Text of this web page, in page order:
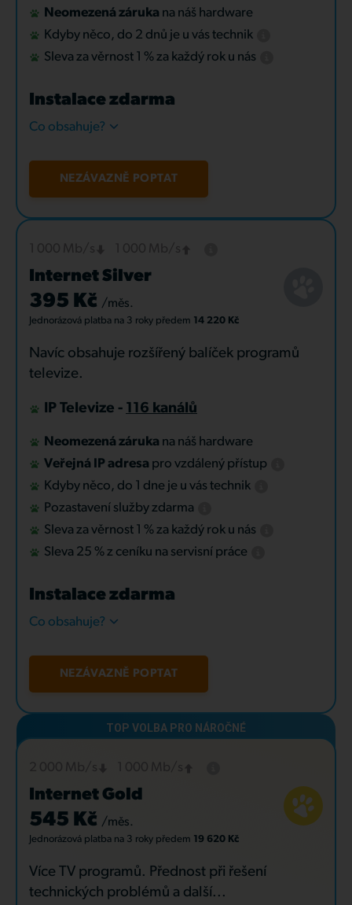
Neomezená záruka na náš hardware
Kdyby něco, do 2 dnů je u vás technik
Sleva za věrnost 1 % za každý rok u nás
Instalace zdarma
Co obsahuje?
NEZÁVAZNĚ POPTAT
Internet Silver
395 Kč /měs.
Jednorázová platba na 3 roky předem 14 220 Kč
Navíc obsahuje rozšířený balíček programů
televize.
IP Televize - 116 kanálů
Neomezená záruka na náš hardware
Veřejná IP adresa pro vzdálený přístup
Kdyby něco, do 1 dne je u vás technik
Pozastavení služby zdarma
Sleva za věrnost 1 % za každý rok u nás
Sleva 25 % z ceníku na servisní práce
Instalace zdarma
Co obsahuje?
NEZÁVAZNĚ POPTAT
Internet Gold
545 Kč /měs.
Jednorázová platba na 3 roky předem 19 620 Kč
Více TV programů. Přednost při řešení
technických problémů a další...